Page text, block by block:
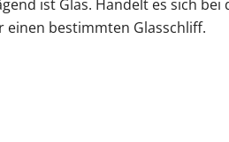
ist Glas. Handelt es sich bei
einen bestimmten Glasschliff.